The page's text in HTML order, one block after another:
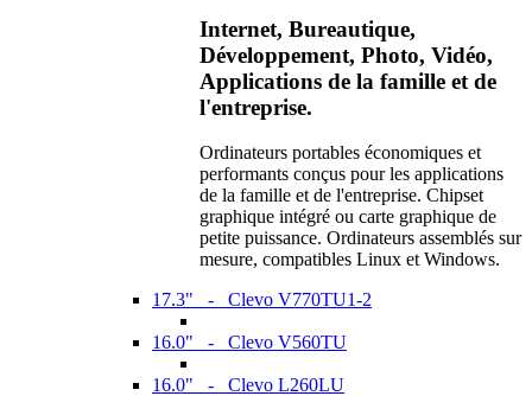
Internet, Bureautique,
Développement, Photo, Vidéo,
Applications de la famille et de
l'entreprise.
Ordinateurs portables économiques et
performants conçus pour les applications
de la famille et de l'entreprise. Chipset
graphique intégré ou carte graphique de
petite puissance. Ordinateurs assemblés sur
mesure, compatibles Linux et Windows.
17.3" - Clevo V770TU1-2
16.0" - Clevo V560TU
16.0" - Clevo L260LU